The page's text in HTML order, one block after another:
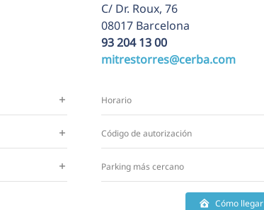
C/ Dr. Roux, 76
08017 Barcelona
93 204 13 00
mitrestorres@cerba.com
Horario
Código de autorización
Parking más cercano
Cómo llegar